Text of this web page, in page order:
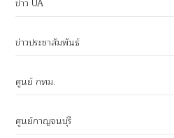
ข่าว UA
ข่าวประชาสัมพันธ์
ศูนย์ กทม.
ศูนย์กาญจนบุรี